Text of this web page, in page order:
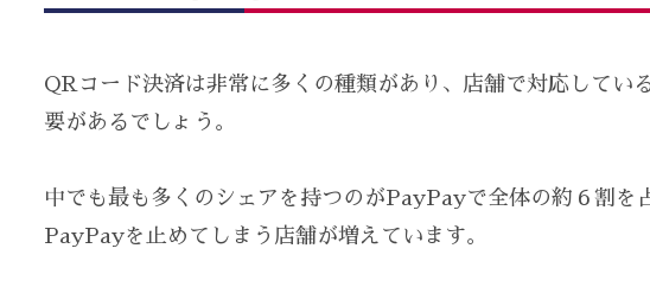
QRコード決済は非常に多くの種類があり、店舗で対応してい
要があるでしょう。
中でも最も多くのシェアを持つのがPayPayで全体の約６割を
PayPayを止めてしまう店舗が増えています。